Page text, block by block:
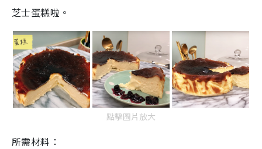
芝士蛋糕啦。
點擊圖片放大
所需材料：